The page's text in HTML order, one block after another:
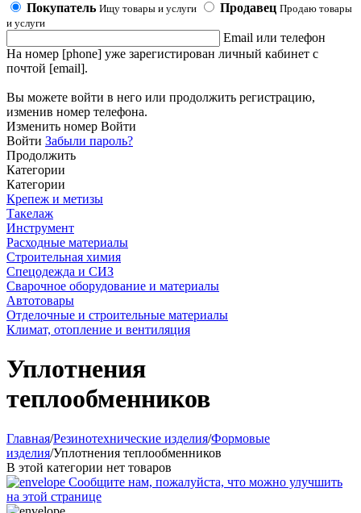
Покупатель Ищу товары и услуги Продавец Продаю товары
и услуги
Email или телефон
На номер [phone] уже зарегистирован личный кабинет с
почтой [email].
Вы можете войти в него или продолжить регистрацию,
изменив номер телефона.
Изменить номер Войти
Войти Забыли пароль?
Продолжить
Категории
Категории
Крепеж и метизы
Такелаж
Инструмент
Расходные материалы
Строительная химия
Спецодежда и СИЗ
Сварочное оборудование и материалы
Автотовары
Отделочные и строительные материалы
Климат, отопление и вентиляция
Уплотнения
теплообменников
Главная/Резинотехнические изделия/Формовые
изделия/Уплотнения теплообменников
В этой категории нет товаров
Сообщите нам, пожалуйста, что можно улучшить
на этой странице